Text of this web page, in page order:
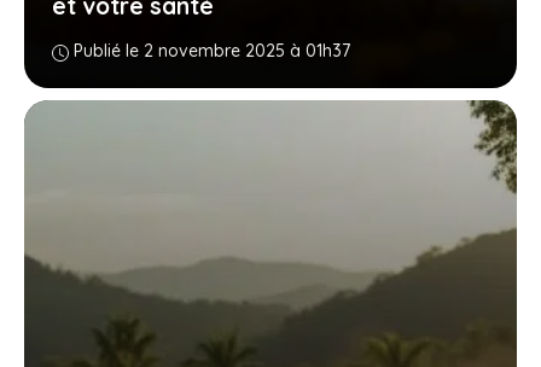
et votre santé
Publié le 2 novembre 2025 à 01h37